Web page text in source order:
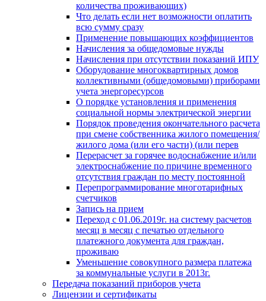
количества проживающих)
Что делать если нет возможности оплатить
всю сумму сразу
Применение повышающих коэффициентов
Начисления за общедомовые нужды
Начисления при отсутствии показаний ИПУ
Оборудование многоквартирных домов
коллективными (общедомовыми) приборами
учета энергоресурсов
О порядке установления и применения
социальной нормы электрической энергии
Порядок проведения окончательного расчета
при смене собственника жилого помещения/
жилого дома (или его части) (или перев
Перерасчет за горячее водоснабжение и/или
электроснабжение по причине временного
отсутствия граждан по месту постоянной
Перепрограммирование многотарифных
счетчиков
Запись на прием
Переход с 01.06.2019г. на систему расчетов
месяц в месяц с печатью отдельного
платежного документа для граждан,
проживаю
Уменьшение совокупного размера платежа
за коммунальные услуги в 2013г.
Передача показаний приборов учета
Лицензии и сертификаты